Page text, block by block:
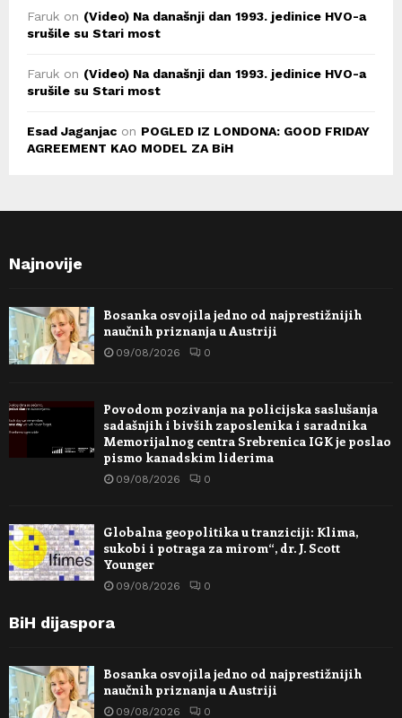
Faruk on (Video) Na današnji dan 1993. jedinice HVO-a
srušile su Stari most
Faruk on (Video) Na današnji dan 1993. jedinice HVO-a
srušile su Stari most
Esad Jaganjac on POGLED IZ LONDONA: GOOD FRIDAY
AGREEMENT KAO MODEL ZA BiH
Najnovije
Bosanka osvojila jedno od najprestižnijih
naučnih priznanja u Austriji
09/08/2026 0
Povodom pozivanja na policijska saslušanja
sadašnjih i bivših zaposlenika i saradnika
Memorijalnog centra Srebrenica IGK je poslao
pismo kanadskim liderima
09/08/2026 0
Globalna geopolitika u tranziciji: Klima,
sukobi i potraga za mirom“, dr. J. Scott
Younger
09/08/2026 0
BiH dijaspora
Bosanka osvojila jedno od najprestižnijih
naučnih priznanja u Austriji
09/08/2026 0